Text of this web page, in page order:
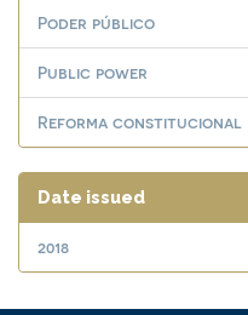
Poder público
Public power
Reforma constitucional
Date issued
2018